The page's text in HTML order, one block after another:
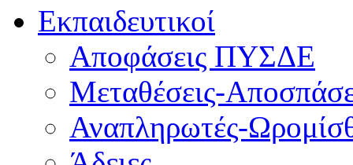
Εκπαιδευτικοί
Αποφάσεις ΠΥΣΔΕ
Μεταθέσεις-
Αναπληρωτές-